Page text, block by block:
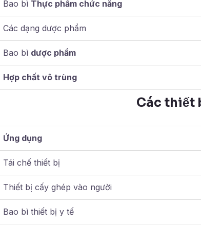
Bao bì Thực phẩm chức năng
Các dạng dược phẩm
Bao bì dược phẩm
Hợp chất vô trùng
Các thiết
Ứng dụng
Tái chế thiết bị
Thiết bị cấy ghép vào người
Bao bì thiết bị y tế